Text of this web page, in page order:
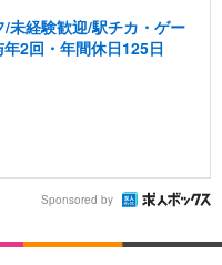
未経験歓迎/駅チカ・ゲー
2回・年間休日125日
Sponsored by